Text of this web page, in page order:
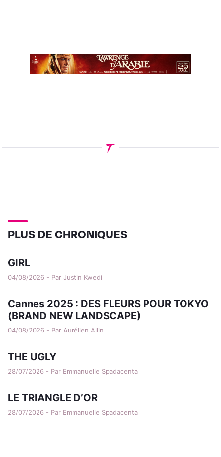
PLUS DE CHRONIQUES
GIRL
04/08/2026 - Par Justin Kwedi
Cannes 2025 : DES FLEURS POUR TOKYO
(BRAND NEW LANDSCAPE)
04/08/2026 - Par Aurélien Allin
THE UGLY
28/07/2026 - Par Emmanuelle Spadacenta
LE TRIANGLE D’OR
28/07/2026 - Par Emmanuelle Spadacenta